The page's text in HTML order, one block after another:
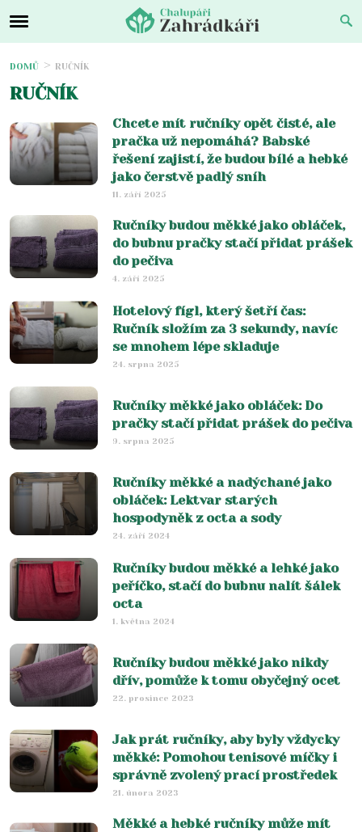
DOMŮ RUČNÍK
RUČNÍK
Chcete mít ručníky opět čisté, ale
pračka už nepomáhá? Babské
řešení zajistí, že budou bílé a hebké
jako čerstvě padlý sníh
11. září 2025
Ručníky budou měkké jako obláček,
do bubnu pračky stačí přidat prášek
do pečiva
4. září 2025
Hotelový fígl, který šetří čas:
Ručník složím za 3 sekundy, navíc
se mnohem lépe skladuje
24. srpna 2025
Ručníky měkké jako obláček: Do
pračky stačí přidat prášek do pečiva
9. srpna 2025
Ručníky měkké a nadýchané jako
obláček: Lektvar starých
hospodyněk z octa a sody
24. září 2024
Ručníky budou měkké a lehké jako
peříčko, stačí do bubnu nalít šálek
octa
1. května 2024
Ručníky budou měkké jako nikdy
dřív, pomůže k tomu obyčejný ocet
22. prosince 2023
Jak prát ručníky, aby byly vždycky
měkké: Pomohou tenisové míčky i
správně zvolený prací prostředek
21. února 2023
Měkké a hebké ručníky může mít